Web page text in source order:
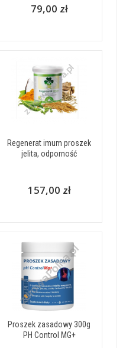
79,00 zł
Regenerat imum proszek
jelita, odporność
157,00 zł
Proszek zasadowy 300g
PH Control MG+